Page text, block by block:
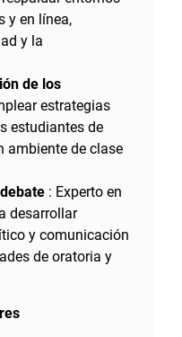
y en línea,
y la
de los
estrategias
estudiantes de
ambiente de clase
: Experto en
desarrollar
y comunicación
de oratoria y